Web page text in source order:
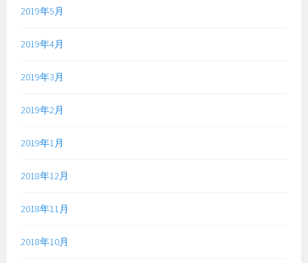
2019年5月
2019年4月
2019年3月
2019年2月
2019年1月
2018年12月
2018年11月
2018年10月